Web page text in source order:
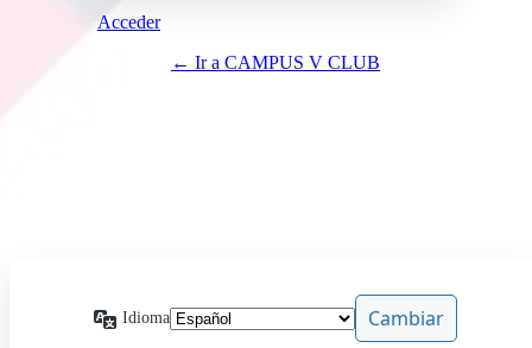
Acceder
← Ir a CAMPUS V CLUB
Idioma